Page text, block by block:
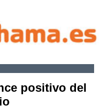
positivo del